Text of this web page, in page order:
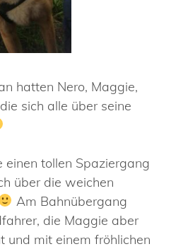
hatten Nero, Maggie,
sich alle über seine
tollen Spaziergang
über die weichen
Am Bahnübergang
die Maggie aber
und mit einem fröhlichen